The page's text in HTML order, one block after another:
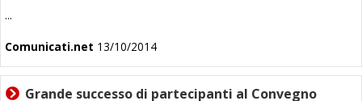
...
Comunicati.net 13/10/2014
Grande successo di partecipanti al Convegno